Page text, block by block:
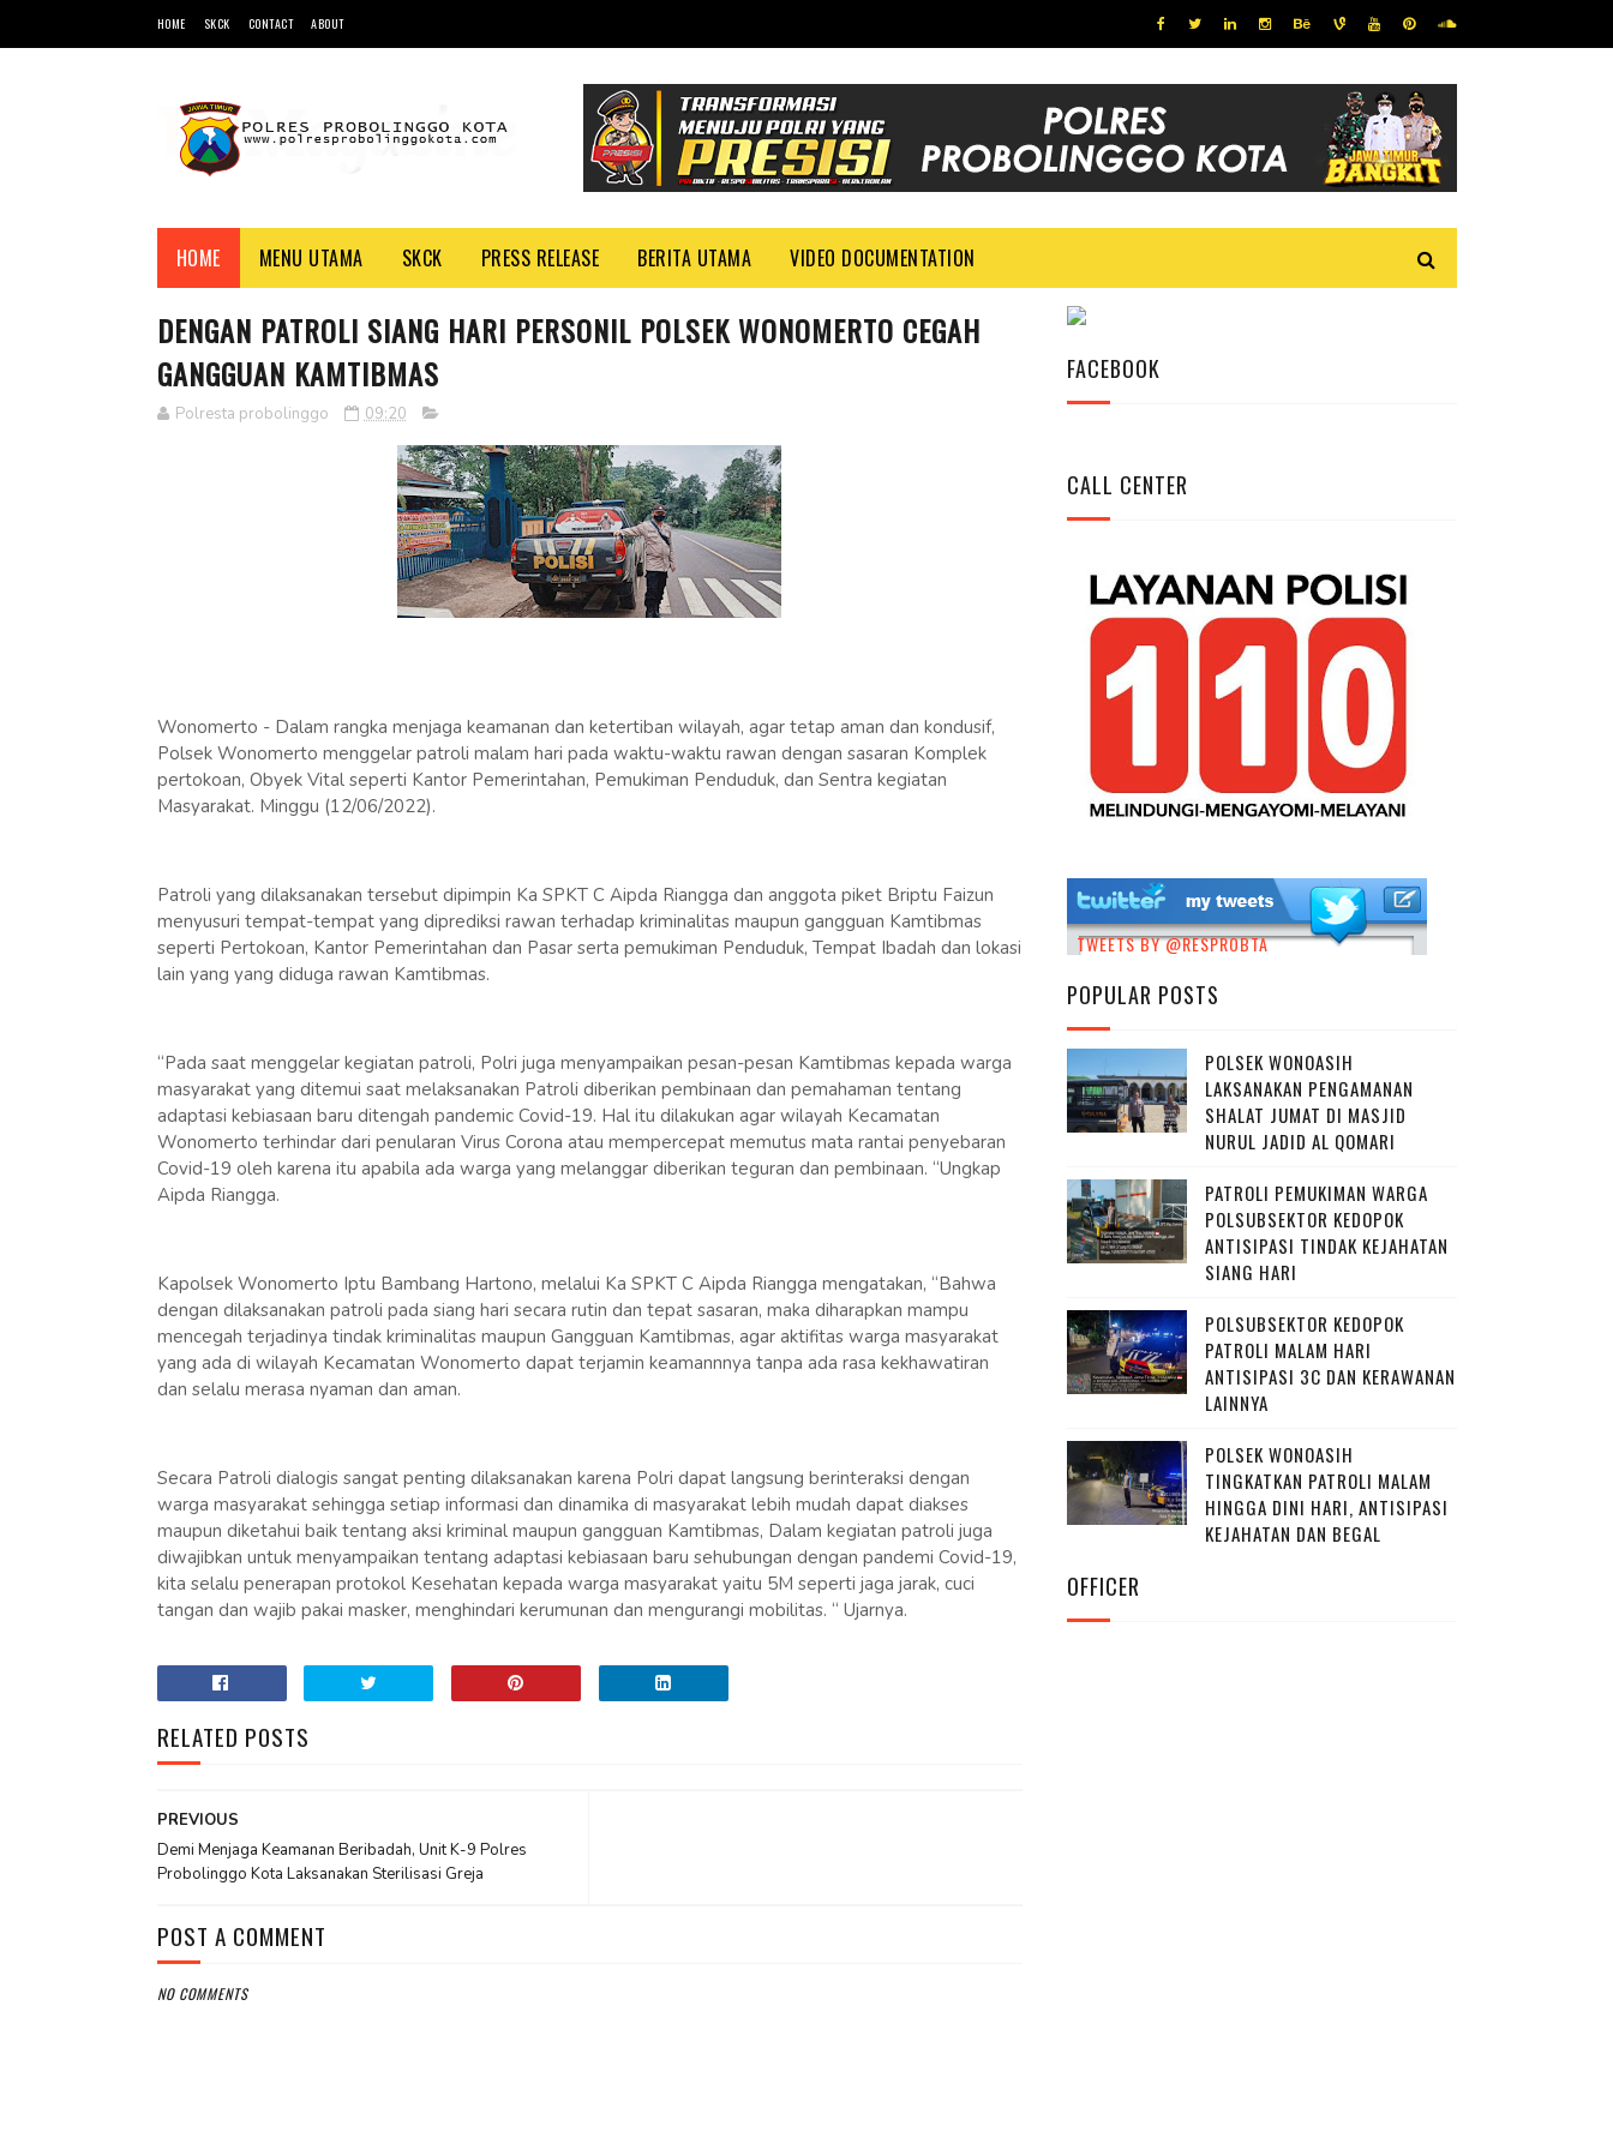
HOME SKCK CONTACT ABOUT
HOME MENU UTAMA SKCK PRESS RELEASE BERITA UTAMA VIDEO DOCUMENTATION
DENGAN PATROLI SIANG HARI PERSONIL POLSEK WONOMERTO CEGAH
GANGGUAN KAMTIBMAS
Polresta probolinggo 09:20
Wonomerto - Dalam rangka menjaga keamanan dan ketertiban wilayah, agar tetap aman dan kondusif,
Polsek Wonomerto menggelar patroli malam hari pada waktu-waktu rawan dengan sasaran Komplek
pertokoan, Obyek Vital seperti Kantor Pemerintahan, Pemukiman Penduduk, dan Sentra kegiatan
Masyarakat. Minggu (12/06/2022).
Patroli yang dilaksanakan tersebut dipimpin Ka SPKT C Aipda Riangga dan anggota piket Briptu Faizun
menyusuri tempat-tempat yang diprediksi rawan terhadap kriminalitas maupun gangguan Kamtibmas
seperti Pertokoan, Kantor Pemerintahan dan Pasar serta pemukiman Penduduk, Tempat Ibadah dan lokasi
lain yang yang diduga rawan Kamtibmas.
“Pada saat menggelar kegiatan patroli, Polri juga menyampaikan pesan-pesan Kamtibmas kepada warga
masyarakat yang ditemui saat melaksanakan Patroli diberikan pembinaan dan pemahaman tentang
adaptasi kebiasaan baru ditengah pandemic Covid-19. Hal itu dilakukan agar wilayah Kecamatan
Wonomerto terhindar dari penularan Virus Corona atau mempercepat memutus mata rantai penyebaran
Covid-19 oleh karena itu apabila ada warga yang melanggar diberikan teguran dan pembinaan. “Ungkap
Aipda Riangga.
Kapolsek Wonomerto Iptu Bambang Hartono, melalui Ka SPKT C Aipda Riangga mengatakan, “Bahwa
dengan dilaksanakan patroli pada siang hari secara rutin dan tepat sasaran, maka diharapkan mampu
mencegah terjadinya tindak kriminalitas maupun Gangguan Kamtibmas, agar aktifitas warga masyarakat
yang ada di wilayah Kecamatan Wonomerto dapat terjamin keamannnya tanpa ada rasa kekhawatiran
dan selalu merasa nyaman dan aman.
Secara Patroli dialogis sangat penting dilaksanakan karena Polri dapat langsung berinteraksi dengan
warga masyarakat sehingga setiap informasi dan dinamika di masyarakat lebih mudah dapat diakses
maupun diketahui baik tentang aksi kriminal maupun gangguan Kamtibmas, Dalam kegiatan patroli juga
diwajibkan untuk menyampaikan tentang adaptasi kebiasaan baru sehubungan dengan pandemi Covid-19,
kita selalu penerapan protokol Kesehatan kepada warga masyarakat yaitu 5M seperti jaga jarak, cuci
tangan dan wajib pakai masker, menghindari kerumunan dan mengurangi mobilitas. “ Ujarnya.
RELATED POSTS
PREVIOUS
Demi Menjaga Keamanan Beribadah, Unit K-9 Polres
Probolinggo Kota Laksanakan Sterilisasi Greja
POST A COMMENT
NO COMMENTS
FACEBOOK
CALL CENTER
TWEETS BY @RESPROBTA
POPULAR POSTS
POLSEK WONOASIH
LAKSANAKAN PENGAMANAN
SHALAT JUMAT DI MASJID
NURUL JADID AL QOMARI
PATROLI PEMUKIMAN WARGA
POLSUBSEKTOR KEDOPOK
ANTISIPASI TINDAK KEJAHATAN
SIANG HARI
POLSUBSEKTOR KEDOPOK
PATROLI MALAM HARI
ANTISIPASI 3C DAN KERAWANAN
LAINNYA
POLSEK WONOASIH
TINGKATKAN PATROLI MALAM
HINGGA DINI HARI, ANTISIPASI
KEJAHATAN DAN BEGAL
OFFICER